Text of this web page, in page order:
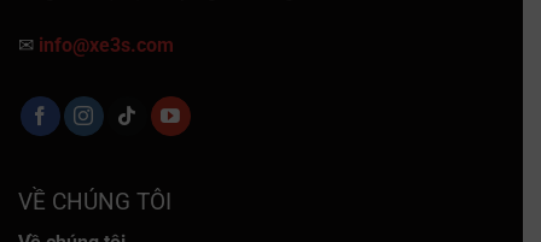
✉ info@xe3s.com
VỀ CHÚNG TÔI